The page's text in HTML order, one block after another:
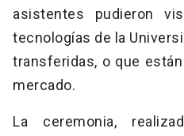
asistentes pudieron
tecnologías de la
transferidas, o que
mercado.
La ceremonia,